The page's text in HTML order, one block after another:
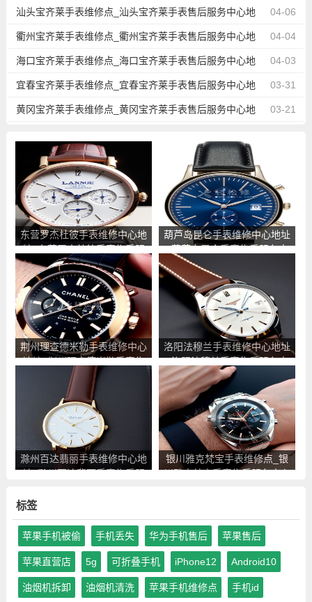
心地址查询 04-06
汕头宝齐莱手表维修点_汕头宝齐莱手表售后服务中心地
址查询 04-04
衢州宝齐莱手表维修点_衢州宝齐莱手表售后服务中心地
址查询 04-03
海口宝齐莱手表维修点_海口宝齐莱手表售后服务中心地
址查询 03-31
宜春宝齐莱手表维修点_宜春宝齐莱手表售后服务中心地
址查询 03-21
黄冈宝齐莱手表维修点_黄冈宝齐莱手表售后服务中心地
东营罗杰杜彼手表维修中心地
址_东营罗杰杜彼手表售后服
务点查询
葫芦岛昆仑手表维修中心地址
_葫芦岛昆仑手表售后服务点
荆州理查德米勒手表维修中心
地址_荆州理查德米勒手表售
后服务点查询
洛阳法穆兰手表维修中心地址
_洛阳法穆兰手表售后服务点
查询
滁州百达翡丽手表维修中心地
址_滁州百达翡丽手表售后服
银川雅克梵宝手表维修点_银
川雅克梵宝手表售后服务中心
标签
苹果手机被偷 手机丢失 华为手机售后 苹果售后
苹果直营店 5g 可折叠手机 iPhone12 Android10
油烟机拆卸 油烟机清洗 苹果手机维修点 手机id